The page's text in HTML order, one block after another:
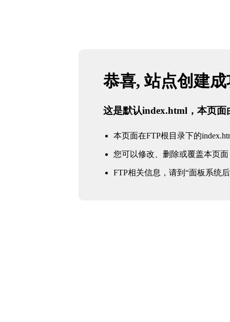
恭喜, 站点创建
这是默认index.html，本页面
本页面在FTP根目录下的
您可以修改、删除或覆盖本页面
FTP相关信息，请到“面板系统